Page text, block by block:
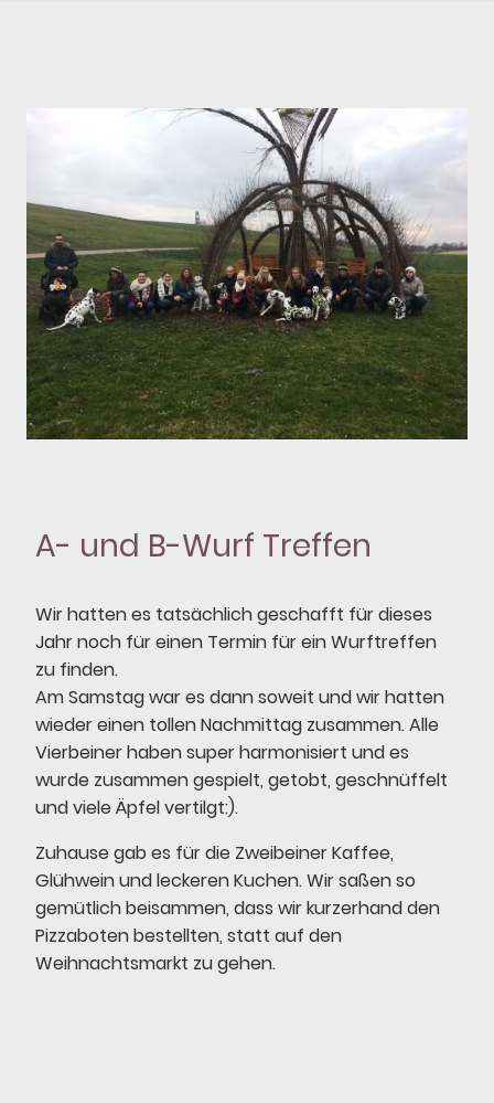
A- und B-Wurf Treffen
Wir hatten es tatsächlich geschafft für dieses
Jahr noch für einen Termin für ein Wurftreffen
zu finden.
Am Samstag war es dann soweit und wir hatten
wieder einen tollen Nachmittag zusammen. Alle
Vierbeiner haben super harmonisiert und es
wurde zusammen gespielt, getobt, geschnüffelt
und viele Äpfel vertilgt:).
Zuhause gab es für die Zweibeiner Kaffee,
Glühwein und leckeren Kuchen. Wir saßen so
gemütlich beisammen, dass wir kurzerhand den
Pizzaboten bestellten, statt auf den
Weihnachtsmarkt zu gehen.